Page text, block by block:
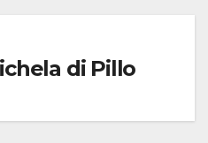
di Pillo